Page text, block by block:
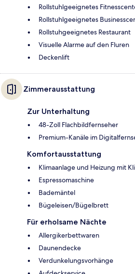
Rollstuhlgeeignetes
Rollstuhlgeeignetes
Rollstuhgeeignetes Restaurant
Visuelle Alarme auf den Fluren
Deckenlift
Zimmerausstattung
Zur Unterhaltung
48-Zoll Flachbildfernseher
Premium-Kanäle im
Komfortausstattung
Klimaanlage und Heizung mit
Espressomaschine
Bademäntel
Bügeleisen/Bügelbrett
Für erholsame Nächte
Allergikerbettwaren
Daunendecke
Verdunkelungsvorhänge